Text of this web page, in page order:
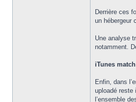
Derrière ces
un hébergeur
Une analyse
notamment.
iTunes
Enfin, dans
uploadé reste
l’ensemble